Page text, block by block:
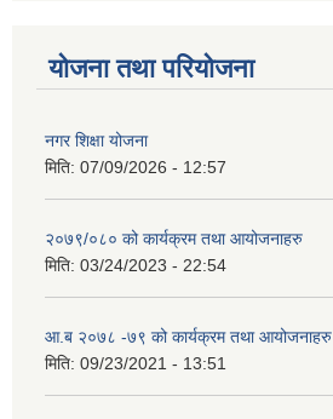
योजना तथा परियोजना
नगर शिक्षा योजना
मिति: 07/09/2026 - 12:57
२०७९/०८० को कार्यक्रम तथा आयोजनाहरु
मिति: 03/24/2023 - 22:54
आ.ब २०७८ -७९ को कार्यक्रम तथा आयोजनाहरु
मिति: 09/23/2021 - 13:51